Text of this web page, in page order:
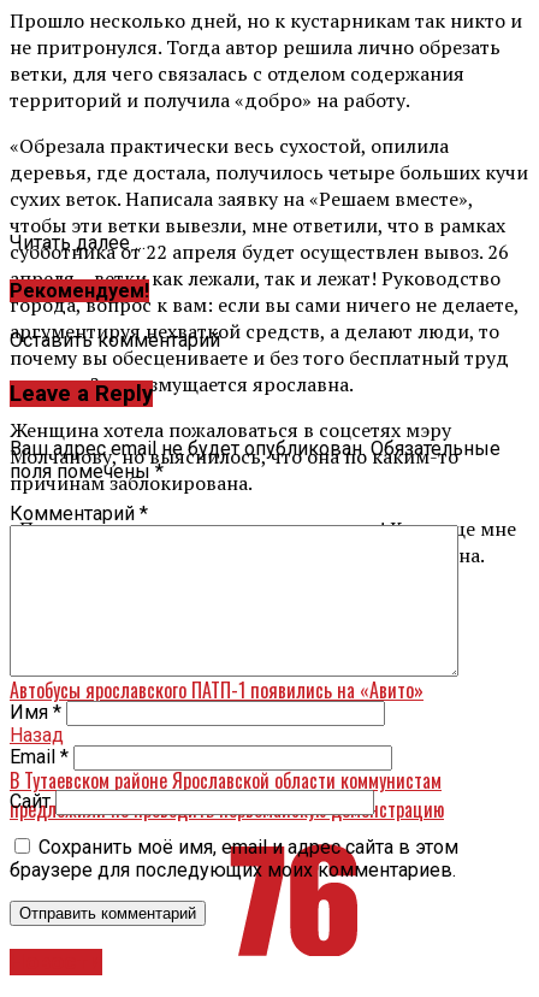
Прошло несколько дней, но к кустарникам так никто и
не притронулся. Тогда автор решила лично обрезать
ветки, для чего связалась с отделом содержания
территорий и получила «добро» на работу.
«Обрезала практически весь сухостой, опилила
деревья, где достала, получилось четыре больших кучи
сухих веток. Написала заявку на «Решаем вместе»,
чтобы эти ветки вывезли, мне ответили, что в рамках
субботника от 22 апреля будет осуществлен вывоз. 26
апреля – ветки как лежали, так и лежат! Руководство
города, вопрос к вам: если вы сами ничего не делаете,
аргументируя нехваткой средств, а делают люди, то
почему вы обесцениваете и без того бесплатный труд
граждан?» – возмущается ярославна.
Женщина хотела пожаловаться в соцсетях мэру
Молчанову, но выяснилось, что она по каким-то
причинам заблокирована.
«Прошу еще раз вывезти эти кучи веток! Куда еще мне
обратиться по этому вопросу?» – пишет ярославна.
Автобусы ярославского ПАТП-1 появились на «Авито»
Назад
В Тутаевском районе Ярославской области коммунистам
предложили не проводить первомайскую демонстрацию
Читать далее ...
Рекомендуем!
Оставить комментарий
Leave a Reply
Ваш адрес email не будет опубликован. Обязательные
поля помечены *
Комментарий *
Имя *
Email *
Сайт
Сохранить моё имя, email и адрес сайта в этом
браузере для последующих моих комментариев.